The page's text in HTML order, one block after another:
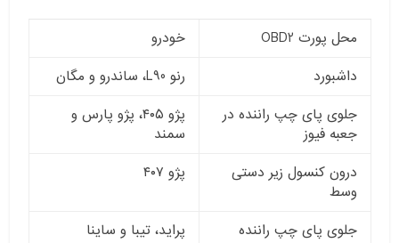
محل پورت OBD2
خودرو
داشبورد
رنو L90، ساندرو و مگان
جلوی پای چپ راننده در
جعبه فیوز
پژو ۴۰۵، پژو پارس و
سمند
درون کنسول زیر دستی
وسط
پژو ۴۰۷
جلوی پای چپ راننده
پراید، تیبا و ساینا